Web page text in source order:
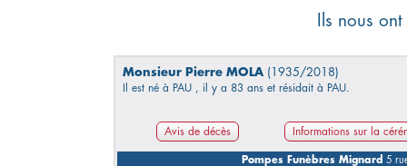
Ils nous
Monsieur Pierre MOLA (1935/2018)
Il est né à PAU , il y a 83 ans et résidait à PAU.
Avis de décès Informations sur la
Pompes Funèbres Mignard 5